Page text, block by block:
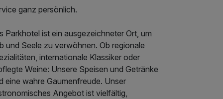
ganz persönlich.
Parkhotel ist ein ausgezeichneter Ort, um
und Seele zu verwöhnen. Ob regionale
internationale Klassiker oder
Weine: Unsere Speisen und Getränke
eine wahre Gaumenfreude. Unser
Angebot ist vielfältig,